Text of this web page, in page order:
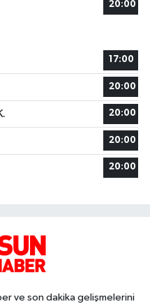
20:00
17:00
20:00
20:00
20:00
20:00
ve son dakika gelişmelerini